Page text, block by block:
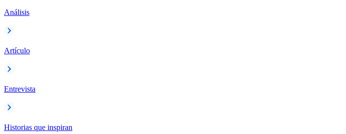
Análisis
Artículo
Entrevista
Historias que inspiran